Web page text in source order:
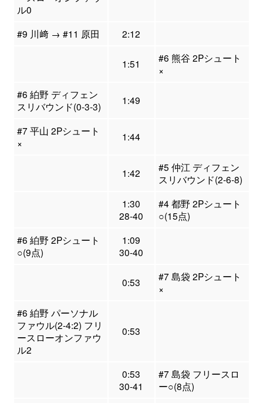
ル0
#9 川﨑 → #11 原田
2:12
1:51
#6 熊谷 2Pシュート
×
#6 絈野 ディフェン
スリバウンド(0-3-3)
1:49
#7 平山 2Pシュート
×
1:44
1:42
#5 仲江 ディフェン
スリバウンド(2-6-8)
1:30
28-40
#4 都野 2Pシュート
○(15点)
#6 絈野 2Pシュート
○(9点)
1:09
30-40
0:53
#7 島袋 2Pシュート
×
#6 絈野 パーソナル
ファウル(2-4:2) フリ
ースローオンファウ
ル2
0:53
0:53
30-41
#7 島袋 フリースロ
ー○(8点)